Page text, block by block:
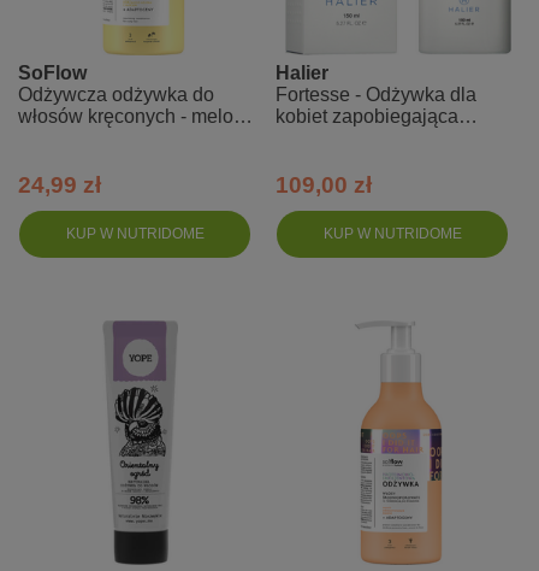
KUP W NUTRIDOME
SoFlow
Odżywcza odżywka do
włosów kręconych - melon,
24,99 zł
KUP W NUTRIDOME
Halier
Fortesse - Odżywka dla
kobiet zapobiegająca
109,00 zł